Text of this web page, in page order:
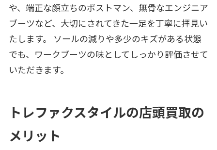
や、端正な顔立ちのポストマン、無骨なエンジニア
ブーツなど、大切にされてきた一足を丁寧に拝見い
たします。 ソールの減りや多少のキズがある状態
でも、ワークブーツの味としてしっかり評価させて
いただきます。
トレファクスタイルの店頭買取の
メリット